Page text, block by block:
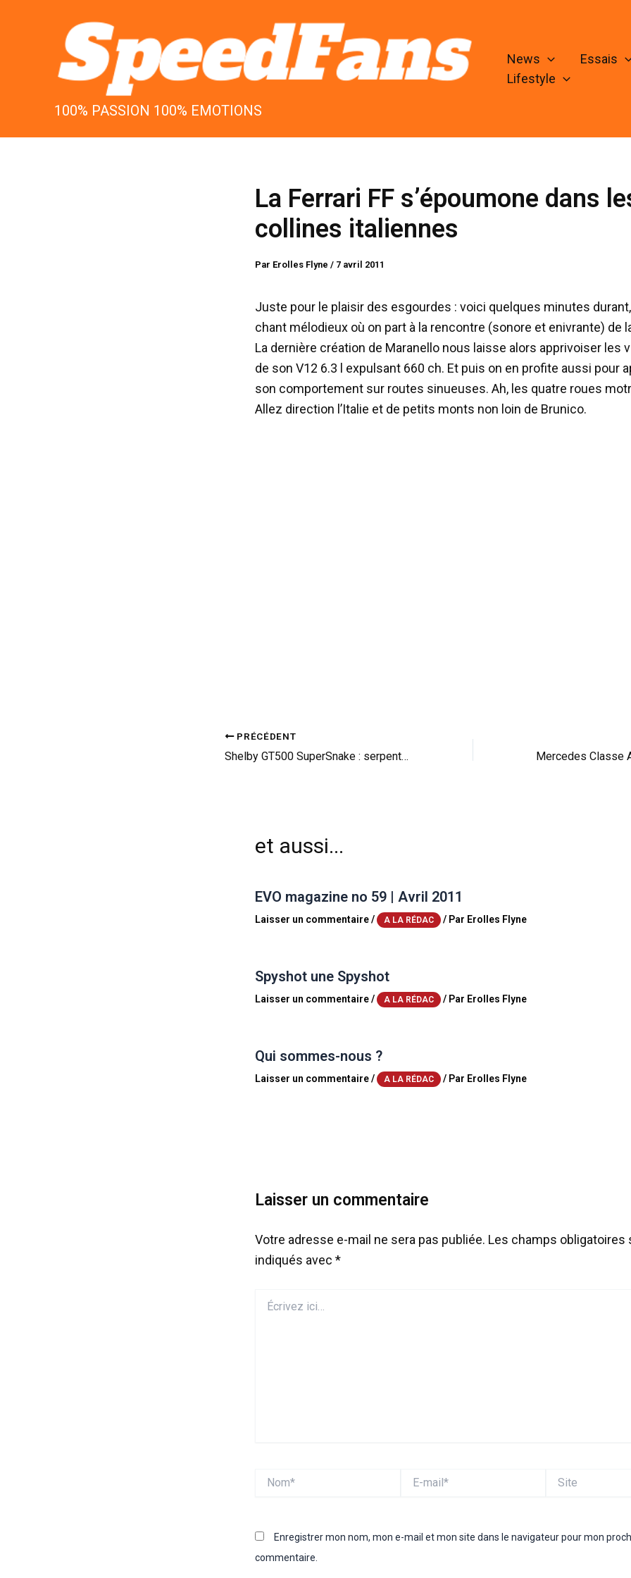
100% PASSION 100% EMOTIONS
News
Essais
Lifestyle
La Ferrari FF s’époumone dans
collines italiennes
Par Erolles Flyne / 7 avril 2011
Juste pour le plaisir des esgourdes : voici quelques minutes
chant mélodieux où on part à la rencontre (sonore et enivrante) de
La dernière création de Maranello nous laisse alors apprivoiser les
de son V12 6.3 l expulsant 660 ch. Et puis on en profite aussi pour
son comportement sur routes sinueuses. Ah, les quatre roues
Allez direction l’Italie et de petits monts non loin de Brunico.
PRÉCÉDENT
Shelby GT500 SuperSnake : serpent venimeux de 800 ch
et aussi...
EVO magazine no 59 | Avril 2011
Laisser un commentaire/ A LA RÉDAC / Par Erolles Flyne
Spyshot une Spyshot
Laisser un commentaire/ A LA RÉDAC / Par Erolles Flyne
Qui sommes-nous ?
Laisser un commentaire/ A LA RÉDAC / Par Erolles Flyne
Laisser un commentaire
Votre adresse e-mail ne sera pas publiée. Les champs obligatoires
indiqués avec *
ici…
mail*
Enregistrer mon nom, mon e-mail et mon site dans le navigateur pour mon
commentaire.